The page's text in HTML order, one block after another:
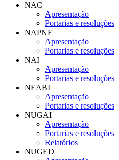
NAC
Apresentação
Portarias e resoluções
NAPNE
Apresentação
Portarias e resoluções
NAI
Apresentação
Portarias e resoluções
NEABI
Apresentação
Portarias e resoluções
NUGAI
Apresentação
Portarias e resoluções
Relatórios
NUGED